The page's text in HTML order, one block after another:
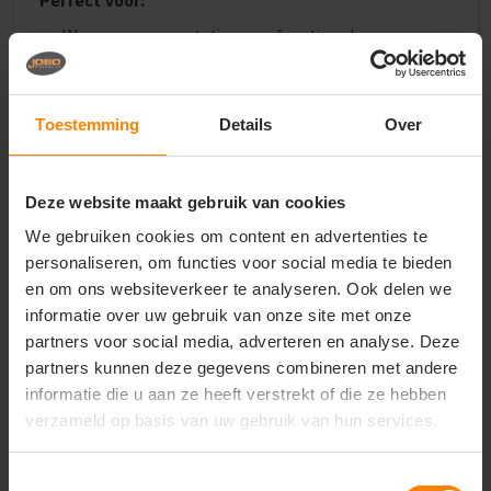
Toestemming Details Over
Deze website maakt gebruik van cookies
We gebruiken cookies om content en advertenties te
personaliseren, om functies voor social media te bieden
en om ons websiteverkeer te analyseren. Ook delen we
informatie over uw gebruik van onze site met onze
partners voor social media, adverteren en analyse. Deze
partners kunnen deze gegevens combineren met andere
informatie die u aan ze heeft verstrekt of die ze hebben
verzameld op basis van uw gebruik van hun services.
Warme, representatieve en functionele
bedrijfskleding voor heren in de bouw, logistiek,
techniek en buitendienst
verenigingen en evenementencrews
Stijlvolle en duurzame merchandise voor merken
Belangrijkste kenmerken:
Materiaal:Winddicht en waterafstotend softshell
(WP 5000mm / MVP 1000g/m²) gecombineerd met
een warme vulling
Pasvorm:Moderne herenpasvorm voor een
stijlvol, sportief en professioneel silhouet
Design:
Vaste capuchon, drie buitenzakken met
SBS-ritsen, één binnenzak en een borduurrits
Comfort: Uitstekende isolatie met behoud van
flexibiliteit en optimaal ademend vermogen
Veredeling:Binnenrits aanwezig voor het